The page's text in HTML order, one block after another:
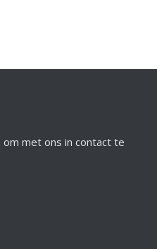
om met ons in contact te